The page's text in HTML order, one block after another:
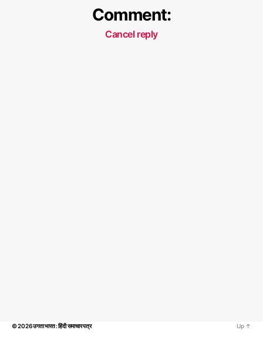
Comment:
Cancel reply
© 2026उगता भारत : हिंदी समाचार पत्र Up ↑